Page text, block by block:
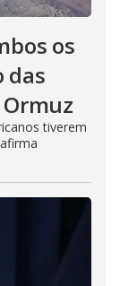
os
das
tiverem